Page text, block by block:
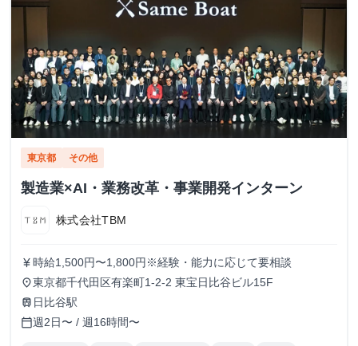
東京都 その他
製造業×AI・業務改革・事業開発インターン
株式会社TBM
currency_yen 時給1,500円〜1,800円※経験・能力に応じて要相談
place東京都千代田区有楽町1-2-2 東宝日比谷ビル15F
train 日比谷駅
calendar_today週2日〜 / 週16時間〜